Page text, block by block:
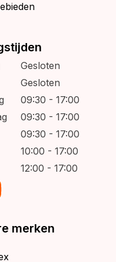
Gesloten
Gesloten
09:30 - 17:00
09:30 - 17:00
09:30 - 17:00
10:00 - 17:00
12:00 - 17:00
merken